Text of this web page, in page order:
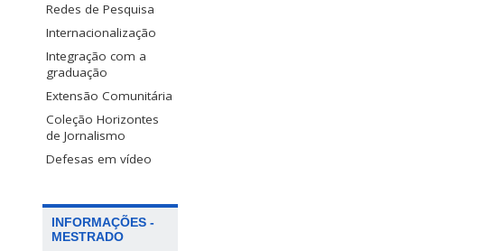
Redes de Pesquisa
Internacionalização
Integração com a
graduação
Extensão Comunitária
Coleção Horizontes
de Jornalismo
Defesas em vídeo
INFORMAÇÕES -
MESTRADO